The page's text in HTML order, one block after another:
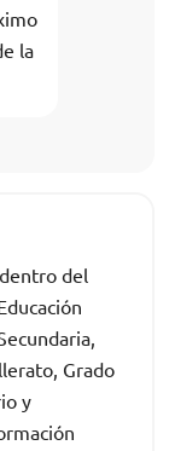
la
del
Grado
y